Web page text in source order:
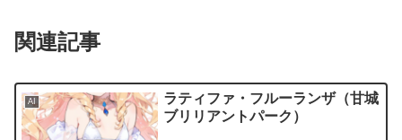
関連記事
AI
ラティファ・フルーランザ（甘城
ブリリアントパーク）